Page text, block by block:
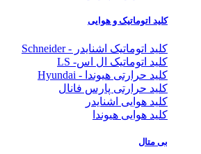
کلید اتوماتیک و هوایی
کلید اتوماتیک اشنایدر - Schneider
کلید اتوماتیک ال اس- LS
کلید حرارتی هیوندا - Hyundai
کلید حرارتی پارس فانال
کلید هوایی اشنایدر
کلید هوایی هیوندا
بی متال